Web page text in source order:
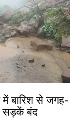
बारिश से जगह-
सड़कें बंद